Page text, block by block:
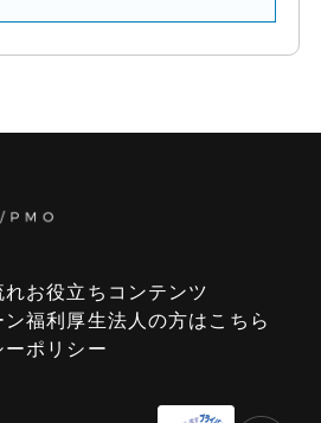
れお役立ちコンテンツ
ン福利厚生法人の方はこちら
ポリシー